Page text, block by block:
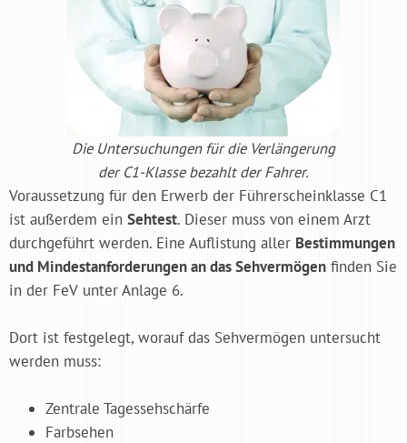
Die Untersuchungen für die Verlängerung
der C1-Klasse bezahlt der Fahrer.
Voraussetzung für den Erwerb der Führerscheinklasse C1
ist außerdem ein Sehtest. Dieser muss von einem Arzt
durchgeführt werden. Eine Auflistung aller Bestimmungen
und Mindestanforderungen an das Sehvermögen finden Sie
in der FeV unter Anlage 6.
Dort ist festgelegt, worauf das Sehvermögen untersucht
werden muss:
Zentrale Tagessehschärfe
Farbsehen